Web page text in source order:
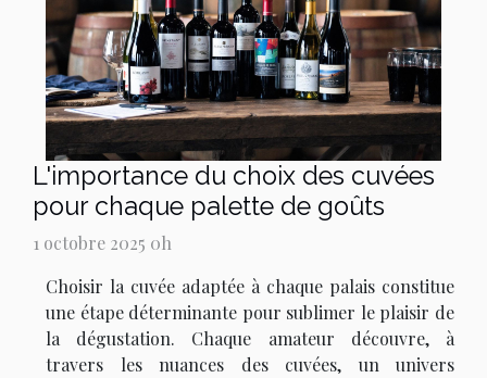
L'importance du choix des cuvées
pour chaque palette de goûts
1 octobre 2025 0h
Choisir la cuvée adaptée à chaque palais constitue
une étape déterminante pour sublimer le plaisir de
la dégustation. Chaque amateur découvre, à
travers les nuances des cuvées, un univers